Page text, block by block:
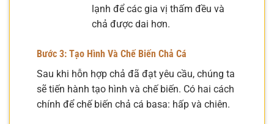
lạnh để các gia vị thấm đều và
chả được dai hơn.
Bước 3: Tạo Hình Và Chế Biến Chả Cá
Sau khi hỗn hợp chả đã đạt yêu cầu, chúng ta
sẽ tiến hành tạo hình và chế biến. Có hai cách
chính để chế biến chả cá basa: hấp và chiên.